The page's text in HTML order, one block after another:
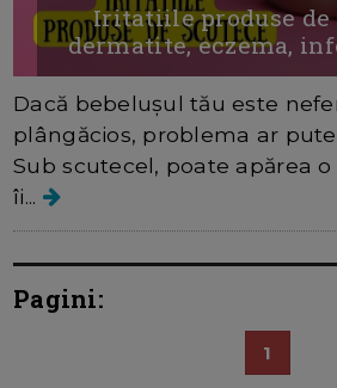
Iritatiile produse de
dermatite, eczema,
Dacă bebelușul tău este
plângăcios, problema ar
Sub scutecel, poate apărea
îi...
Pagini:
1